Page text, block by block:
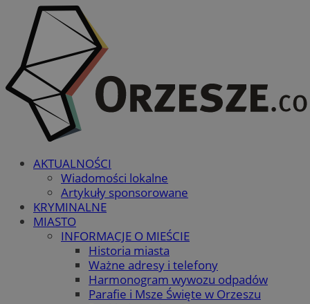
AKTUALNOŚCI
Wiadomości lokalne
Artykuły sponsorowane
KRYMINALNE
MIASTO
INFORMACJE O MIEŚCIE
Historia miasta
Ważne adresy i telefony
Harmonogram wywozu odpadów
Parafie i Msze Święte w Orzeszu